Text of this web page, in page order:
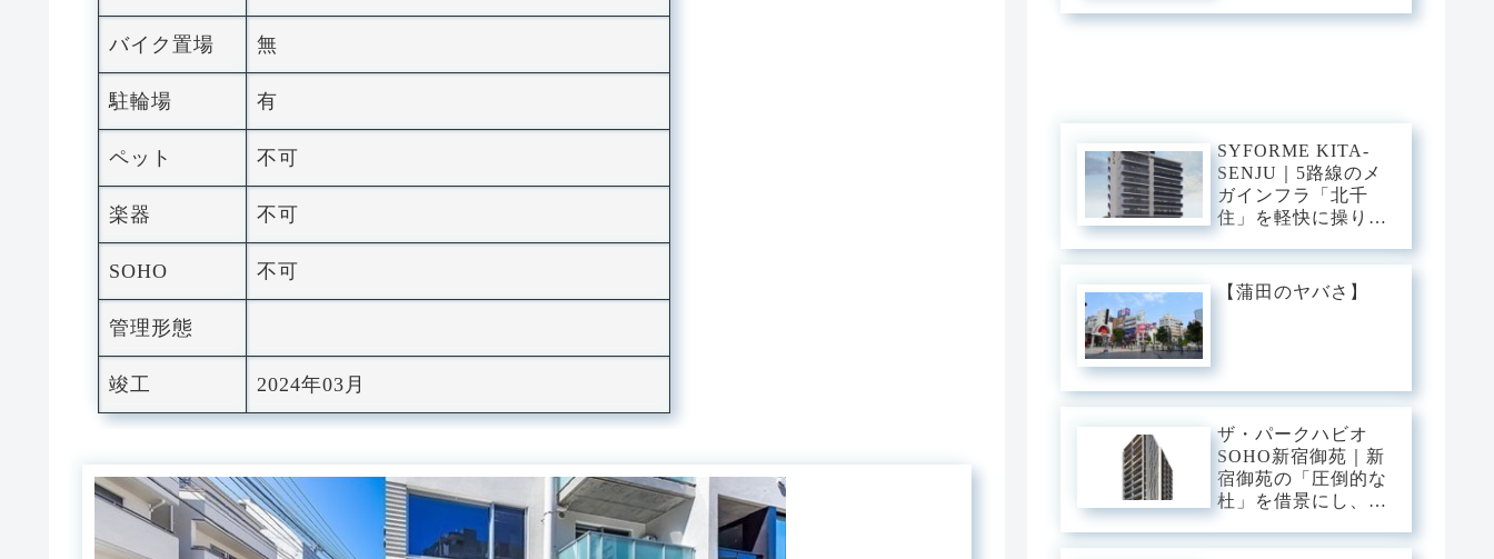
バイク置場 無
駐輪場 有
ペット 不可
楽器 不可
SOHO 不可
管理形態
竣工 2024年03月
野・弥生町の「静穏
SYFORME KITA-
SENJU｜5路線のメ
ガインフラ「北千
住」を軽快に操り、
野へダイレクト。駅
前の圧倒的な躍動
と、分譲仕様の「洗
ス。
【蒲田のヤバさ】
ザ・パークハビオ
SOHO新宿御苑｜新
宿御苑の「圧倒的な
杜」を借景にし、新
内に収める。職住の